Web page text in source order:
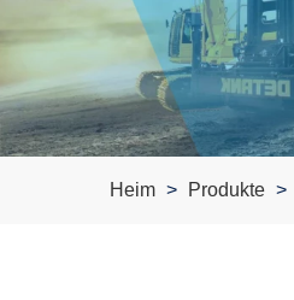
Heim Produkte